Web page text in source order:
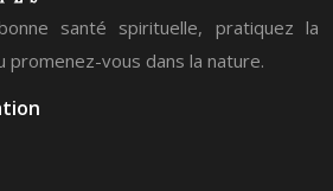
santé spirituelle, pratiquez la
promenez-vous dans la nature.